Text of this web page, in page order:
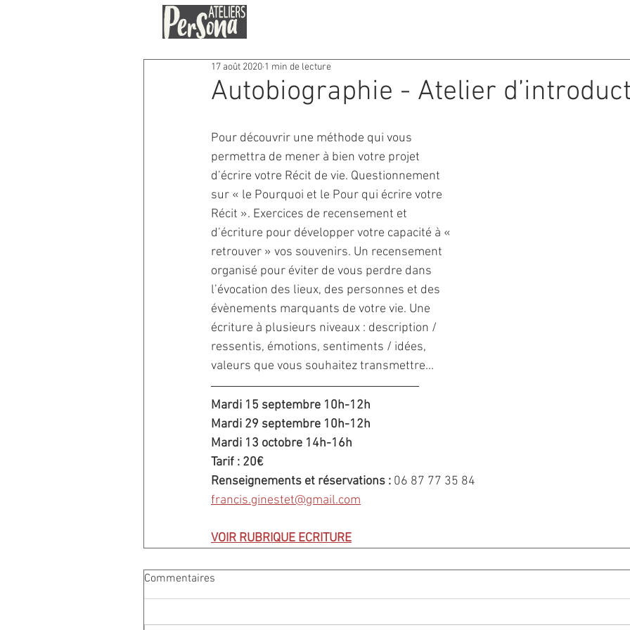
Autobiographie - Atelier
17 août 2020 1 min de lecture
Pour découvrir une méthode qui vous
permettra de mener à bien votre projet
d’écrire votre Récit de vie. Questionnement
sur « le Pourquoi et le Pour qui écrire votre
Récit ». Exercices de recensement et
d’écriture pour développer votre capacité à «
retrouver » vos souvenirs. Un recensement
organisé pour éviter de vous perdre dans
l’évocation des lieux, des personnes et des
évènements marquants de votre vie. Une
écriture à plusieurs niveaux : description /
ressentis, émotions, sentiments / idées,
valeurs que vous souhaitez transmettre...
Mardi 15 septembre 10h-12h
Mardi 29 septembre 10h-12h
Mardi 13 octobre 14h-16h
Tarif : 20€
Renseignements et réservations : 06 87 77 35 84
francis.ginestet@gmail.com
VOIR RUBRIQUE ECRITURE
Commentaires